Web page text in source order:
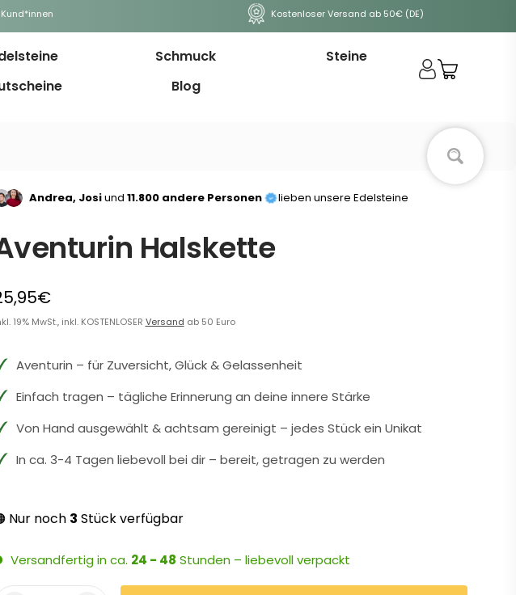
Kostenloser Versand ab 50€ (DE)
Schmuck
Steine
Blog
Andrea, Josiund 11.800 andere Personen lieben unsere Edelsteine
Halskette
19% MwSt., inkl. KOSTENLOSER Versand ab 50 Euro
Aventurin – für Zuversicht, Glück & Gelassenheit
Einfach tragen – tägliche Erinnerung an deine innere Stärke
Von Hand ausgewählt & achtsam gereinigt – jedes Stück ein Unikat
In ca. 3-4 Tagen liebevoll bei dir – bereit, getragen zu werden
Nur noch 3 Stück verfügbar
Versandfertig in ca. 24 - 48 Stunden – liebevoll verpackt